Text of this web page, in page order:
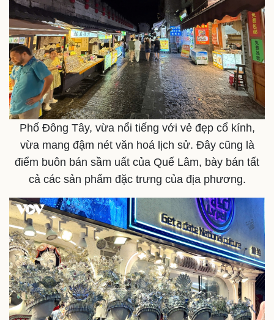
Doanh nghiệp
Thông tin doanh nghiệp
Doanh nghiệp 24h
Doanh nhân
Công nghệ
Sành điệu
Tin Công nghệ
Trải nghiệm
Phố Đông Tây, vừa nổi tiếng với vẻ đẹp cổ kính,
vừa mang đậm nét văn hoá lịch sử. Đây cũng là
điểm buôn bán sầm uất của Quế Lâm, bày bán tất
cả các sản phẩm đặc trưng của địa phương.